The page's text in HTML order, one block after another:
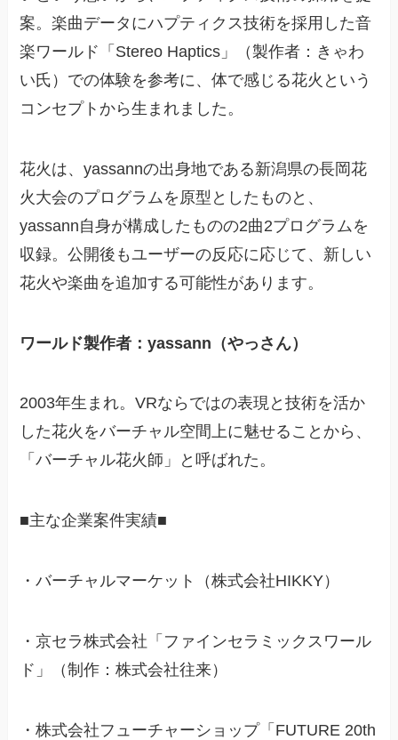
案。楽曲データにハプティクス技術を採用した音
楽ワールド「Stereo Haptics」（製作者：きゃわ
い氏）での体験を参考に、体で感じる花火という
コンセプトから生まれました。
花火は、yassannの出身地である新潟県の長岡花
火大会のプログラムを原型としたものと、
yassann自身が構成したものの2曲2プログラムを
収録。公開後もユーザーの反応に応じて、新しい
花火や楽曲を追加する可能性があります。
ワールド製作者：yassann（やっさん）
2003年生まれ。VRならではの表現と技術を活か
した花火をバーチャル空間上に魅せることから、
「バーチャル花火師」と呼ばれた。
■主な企業案件実績■
・バーチャルマーケット（株式会社HIKKY）
・京セラ株式会社「ファインセラミックスワール
ド」（制作：株式会社往来）
・株式会社フューチャーショップ「FUTURE 20th